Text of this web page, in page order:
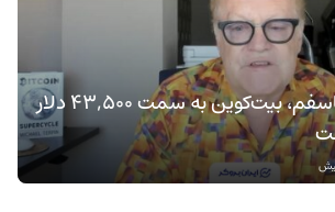
مایکل ترپین: متاسفم، بیت‌کوین به سمت ۴۳,۵۰۰ دلار